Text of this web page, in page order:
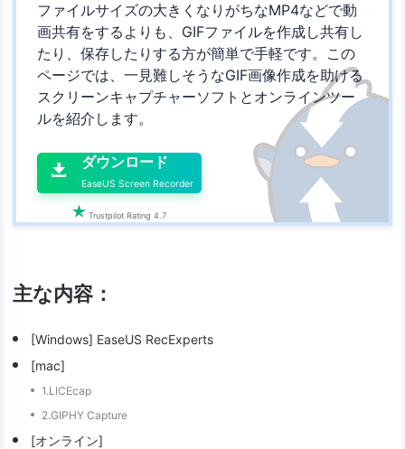
ファイルサイズの大きくなりがちなMP4などで動
画共有をするよりも、GIFファイルを作成し共有し
たり、保存したりする方が簡単で手軽です。この
ページでは、一見難しそうなGIF画像作成を助ける
スクリーンキャプチャーソフトとオンラインツー
ルを紹介します。

 ダウンロード
EaseUS Screen Recorder
 Trustpilot Rating 4.7
主な内容：
[Windows] EaseUS RecExperts
[mac]
1.LICEcap
2.GIPHY Capture
[オンライン]